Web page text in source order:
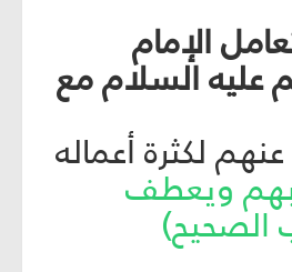
الإمام
السلام مع
لكثرة أعماله
ويعطف
الصحيح)